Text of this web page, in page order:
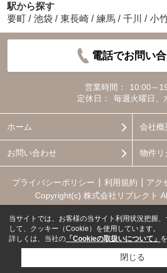
駅から探す
要町 / 池袋 / 東長崎 / 練馬 / 千川 / 小
電話でお問い
営業時間：
10:00～
定休日：
毎週火曜日、
ホーム 会社概
お問い合わせ 物件リ
プライバシーポリシー 利用規約 アク
Copyright(c) 株式会社リブレクト
当サイトでは、お客様の当サイト利用状況把握
して、クッキー（Cookie）を使用しています。
詳しくは、当社の 「Cookieの取扱いについて」
閉じる